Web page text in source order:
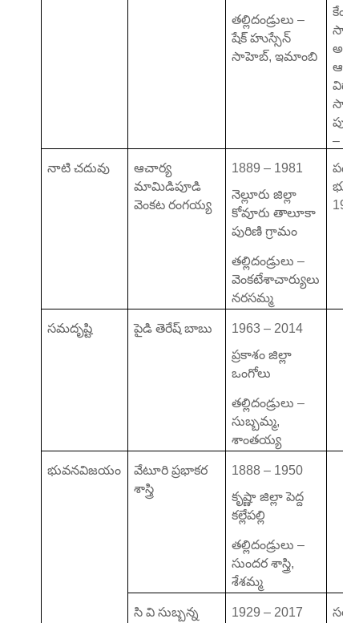
తల్లిదండ్రులు –
షేక్ హుస్సేన్
సాహెబ్, ఇమాంబి
కేంద్ర
–
నాటి చదువు
ఆచార్య
మామిడిపూడి
వెంకట రంగయ్య
1889 – 1981
నెల్లూరు జిల్లా
కోవూరు తాలూకా
పురిణి గ్రామం
తల్లిదండ్రులు –
వెంకటేశాచార్యులు
నరసమ్మ
పద్మ
సమదృష్టి పైడి తెరేష్ బాబు
1963 – 2014
ప్రకాశం జిల్లా
ఒంగోలు
తల్లిదండ్రులు –
సుబ్బమ్మ,
శాంతయ్య
భువనవిజయం
వేటూరి ప్రభాకర
శాస్త్రి
1888 – 1950
కృష్ణా జిల్లా పెద్ద
కల్లేపల్లి
తల్లిదండ్రులు –
సుందర శాస్త్రి,
శేశమ్మ
సి వి సుబ్బన్న
1929 – 2017